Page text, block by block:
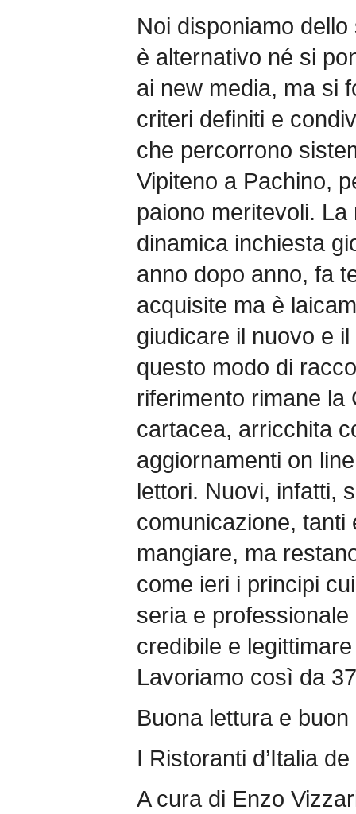
Noi disponiamo
è alternativo né si
ai new media, ma si
criteri definiti e
che percorrono
Vipiteno a Pachino,
paiono meritevoli. La
dinamica inchiesta
anno dopo anno, fa
acquisite ma è
giudicare il nuovo e
questo modo di
riferimento rimane la
cartacea, arricchita
aggiornamenti on
lettori. Nuovi, infatti,
comunicazione, tanti
mangiare, ma
come ieri i principi
seria e
credibile e
Lavoriamo così da
Buona lettura e buon
I Ristoranti d’Italia
A cura di Enzo